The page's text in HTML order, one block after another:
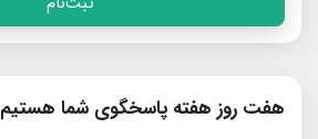
هفت روز هفته پاسخگوی شما هستیم